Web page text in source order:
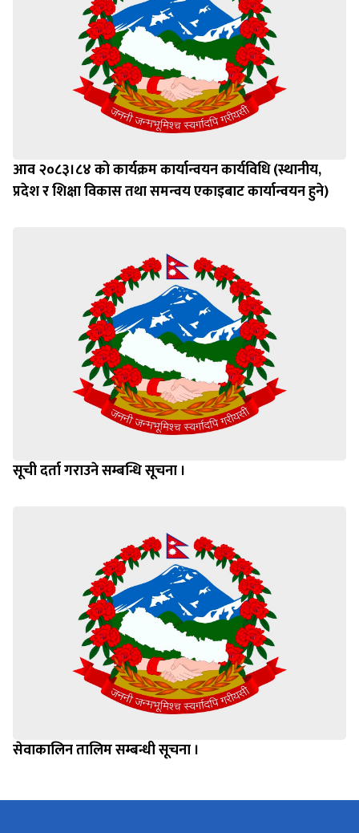
आव २०८३।८४ को कार्यक्रम कार्यान्वयन कार्यविधि (स्थानीय,
प्रदेश र शिक्षा विकास तथा समन्वय एकाइबाट कार्यान्वयन हुने)
सूची दर्ता गराउने सम्बन्धि सूचना ।
सेवाकालिन तालिम सम्बन्धी सूचना ।